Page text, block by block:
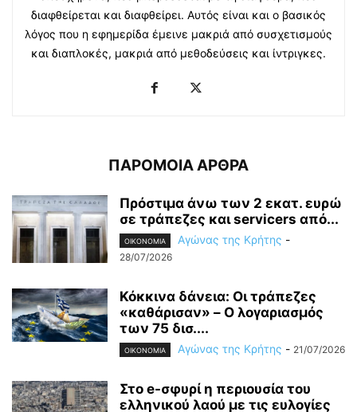
διαφθείρεται και διαφθείρει. Αυτός είναι και ο βασικός
λόγος που η εφημερίδα έμεινε μακριά από συσχετισμούς
και διαπλοκές, μακριά από μεθοδεύσεις και ίντριγκες.
ΠΑΡΟΜΟΙΑ ΑΡΘΡΑ
Πρόστιμα άνω των 2 εκατ. ευρώ
σε τράπεζες και servicers από...
OIKONOMIA Αγώνας της Κρήτης -
28/07/2026
Κόκκινα δάνεια: Οι τράπεζες
«καθάρισαν» – O λογαριασμός
των 75 δισ....
OIKONOMIA Αγώνας της Κρήτης - 21/07/2026
Στο e-σφυρί η περιουσία του
ελληνικού λαού με τις ευλογίες